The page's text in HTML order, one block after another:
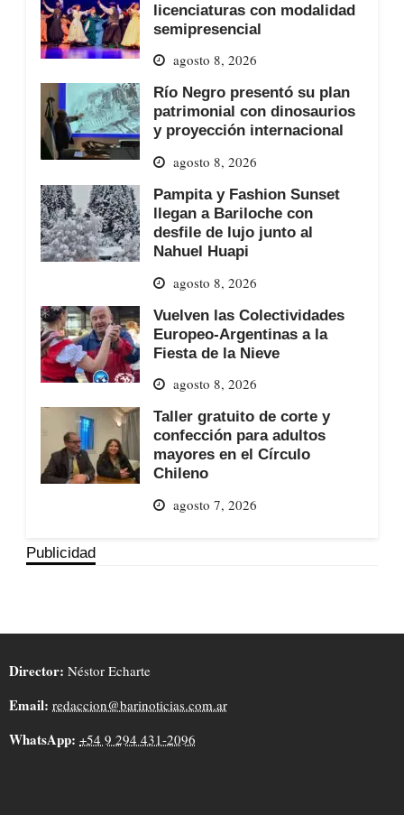
licenciaturas con modalidad
semipresencial
agosto 8, 2026
Río Negro presentó su plan
patrimonial con dinosaurios
y proyección internacional
agosto 8, 2026
Pampita y Fashion Sunset
llegan a Bariloche con
desfile de lujo junto al
Nahuel Huapi
agosto 8, 2026
Vuelven las Colectividades
Europeo-Argentinas a la
Fiesta de la Nieve
agosto 8, 2026
Taller gratuito de corte y
confección para adultos
mayores en el Círculo
Chileno
agosto 7, 2026
Publicidad
Director: Néstor Echarte
Email: redaccion@barinoticias.com.ar
WhatsApp: +54 9 294 431-2096